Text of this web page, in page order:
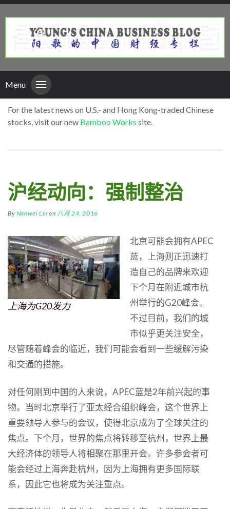
Menu
For the latest news on U.S.- and Hong Kong-traded Chinese
stocks, visit our new Bamboo Works site.
沪经动向：强制整治
By Nanwei Lin on 八月 24, 2016
上海为G20发力
北京可能会拥有APEC
蓝，上海则正迅速打
造自己的品牌来欢迎
下个月在附近城市杭
州举行的G20峰会。
不过目前，我们的城
市似乎更关注安全，
尽管随着峰会的临近，我们可能会看到一些缓解污染
和交通的措施。
对任何刚到中国的人来说，APEC蓝是2年前兴起的事
物。当时北京举行了亚太经合组织峰会，这个世界上
重要领导人参与的会议，使得北京成为了全球关注的
焦点。下个月，世界的焦点将转移至杭州，世界上最
大经济体的领导人将相聚在那里开会。许多参会者可
能会经过上海奔赴杭州，因为上海拥有更多国际联
系，因此它也将成为关注重点。